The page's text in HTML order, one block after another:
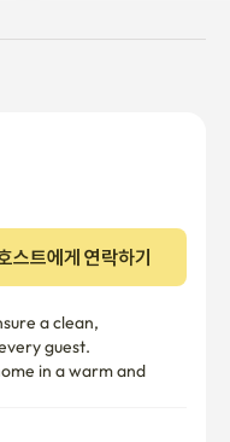
스트에게 연락하기
a clean,
guest.
in a warm and